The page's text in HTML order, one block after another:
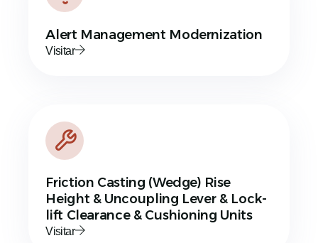
Alert Management Modernization
Visitar
Friction Casting (Wedge) Rise
Height & Uncoupling Lever & Lock-
lift Clearance & Cushioning Units
Visitar